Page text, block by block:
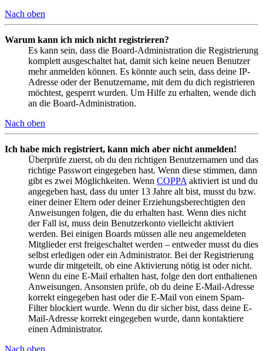
Nach oben
Warum kann ich mich nicht registrieren?
Es kann sein, dass die Board-Administration die Registrierung
komplett ausgeschaltet hat, damit sich keine neuen Benutzer
mehr anmelden können. Es könnte auch sein, dass deine IP-
Adresse oder der Benutzername, mit dem du dich registrieren
möchtest, gesperrt wurden. Um Hilfe zu erhalten, wende dich
an die Board-Administration.
Nach oben
Ich habe mich registriert, kann mich aber nicht anmelden!
Überprüfe zuerst, ob du den richtigen Benutzernamen und das
richtige Passwort eingegeben hast. Wenn diese stimmen, dann
gibt es zwei Möglichkeiten. Wenn COPPA aktiviert ist und du
angegeben hast, dass du unter 13 Jahre alt bist, musst du bzw.
einer deiner Eltern oder deiner Erziehungsberechtigten den
Anweisungen folgen, die du erhalten hast. Wenn dies nicht
der Fall ist, muss dein Benutzerkonto vielleicht aktiviert
werden. Bei einigen Boards müssen alle neu angemeldeten
Mitglieder erst freigeschaltet werden – entweder musst du dies
selbst erledigen oder ein Administrator. Bei der Registrierung
wurde dir mitgeteilt, ob eine Aktivierung nötig ist oder nicht.
Wenn du eine E-Mail erhalten hast, folge den dort enthaltenen
Anweisungen. Ansonsten prüfe, ob du deine E-Mail-Adresse
korrekt eingegeben hast oder die E-Mail von einem Spam-
Filter blockiert wurde. Wenn du dir sicher bist, dass deine E-
Mail-Adresse korrekt eingegeben wurde, dann kontaktiere
einen Administrator.
Nach oben